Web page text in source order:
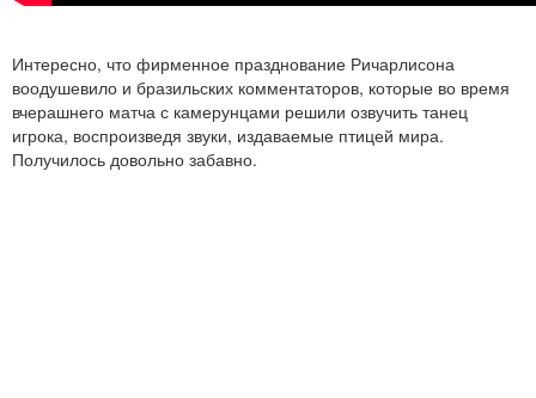
Интересно, что фирменное празднование Ричарлисона
воодушевило и бразильских комментаторов, которые во время
вчерашнего матча с камерунцами решили озвучить танец
игрока, воспроизведя звуки, издаваемые птицей мира.
Получилось довольно забавно.